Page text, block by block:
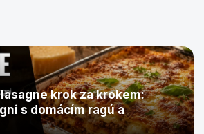
krok za krokem:
s domácím ragú a